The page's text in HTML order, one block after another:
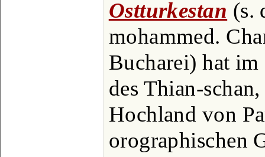
Ostturkestan (s.
mohammed.
Bucharei) hat
des Thian-
Hochland von
orographischen